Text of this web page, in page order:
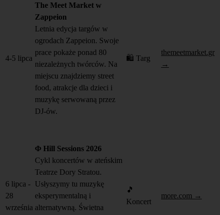
4-5 lipca
The Meet Market w
Zappeion
Letnia edycja targów w
ogrodach Zappeion. Swoje
prace pokaże ponad 80
niezależnych twórców. Na
miejscu znajdziemy street
food, atrakcje dla dzieci i
muzykę serwowaną przez
DJ-ów.
🛍️ Targ
themeetmarket.gr
→
6 lipca -
28
września
Φ Hill Sessions 2026
Cykl koncertów w ateńskim
Teatrze Dory Stratou.
Usłyszymy tu muzykę
eksperymentalną i
alternatywną. Świetna
🎵
Koncert
more.com →